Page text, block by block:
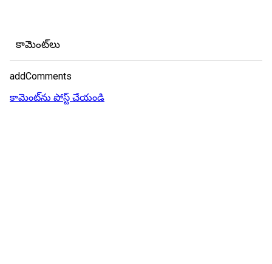
కామెంట్‌లు
addComments
కామెంట్‌ను పోస్ట్ చేయండి